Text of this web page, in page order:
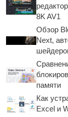
8K AV1
Обзор
Next,
памяти
Как
Excel и